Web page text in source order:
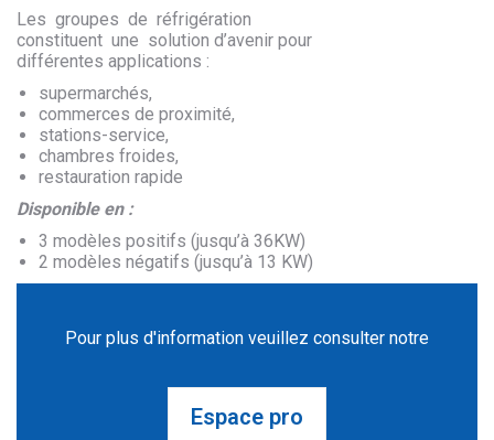
Les groupes de réfrigération
constituent une solution d’avenir pour
différentes applications :
supermarchés,
commerces de proximité,
stations-service,
chambres froides,
restauration rapide
Disponible en :
3 modèles positifs (jusqu’à 36KW)
2 modèles négatifs (jusqu’à 13 KW)
Pour plus d'information veuillez consulter notre
Espace pro